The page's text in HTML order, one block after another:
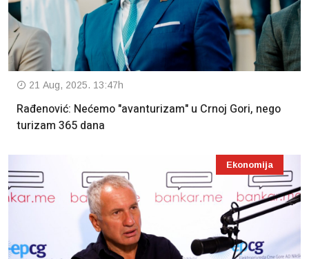
21 Aug, 2025. 13:47h
Rađenović: Nećemo "avanturizam" u Crnoj Gori, nego
turizam 365 dana
Ekonomija